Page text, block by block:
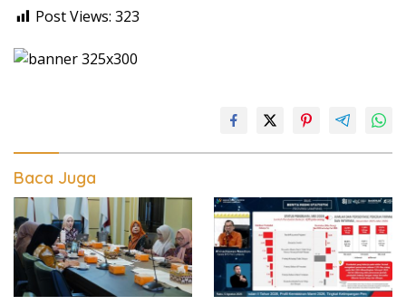
Post Views: 323
Baca Juga